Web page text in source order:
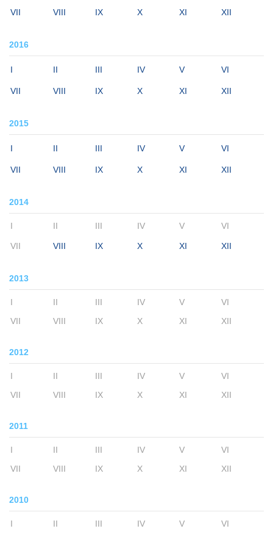
VII VIII IX X XI XII
2016
I II III IV V VI
VII VIII IX X XI XII
2015
I II III IV V VI
VII VIII IX X XI XII
2014
I II III IV V VI
VII VIII IX X XI XII
2013
I II III IV V
VI
VII
VIII IX X XI XII
2012
I II III IV V
VI
VII
VIII IX X XI XII
2011
I II III IV V
VI
VII
VIII IX X XI XII
2010
I II III IV V
VI